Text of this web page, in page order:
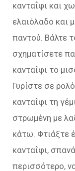
κανταΐφι και
ελαιόλαδο και
παντού. Βάλτε
σχηματίσετε
κανταΐφι το
Γυρίστε σε
κανταΐφι τη
στρωμένη με
κάτω. Φτιάξτε
κανταΐφι,
περισσότερο,